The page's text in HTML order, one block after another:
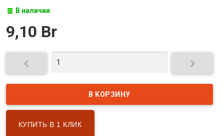
В наличии
9,10 Br
 
КУПИТЬ В 1 КЛИК